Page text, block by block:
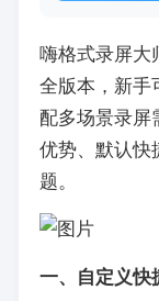
嗨格式录屏大
全版本，新手
配多场景录屏
优势、默认快
题。
一、自定义快